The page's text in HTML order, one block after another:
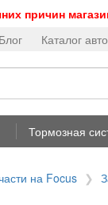
причин
Блог Каталог
Тормозная
на Focus